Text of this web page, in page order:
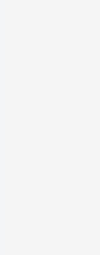
на зону хранения
в
заказа
изделия